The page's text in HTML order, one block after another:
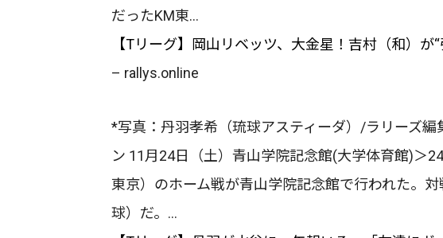
だったKM東…
【Tリーグ】岡山リベッツ、大金星！吉村（和）
– rallys.online
*写真：丹羽孝希（琉球アスティーダ）/ラリーズ
ン 11月24日（土）青山学院記念館(大学体育館)＞
東京）のホーム戦が青山学院記念館で行われた。
球）だ。…